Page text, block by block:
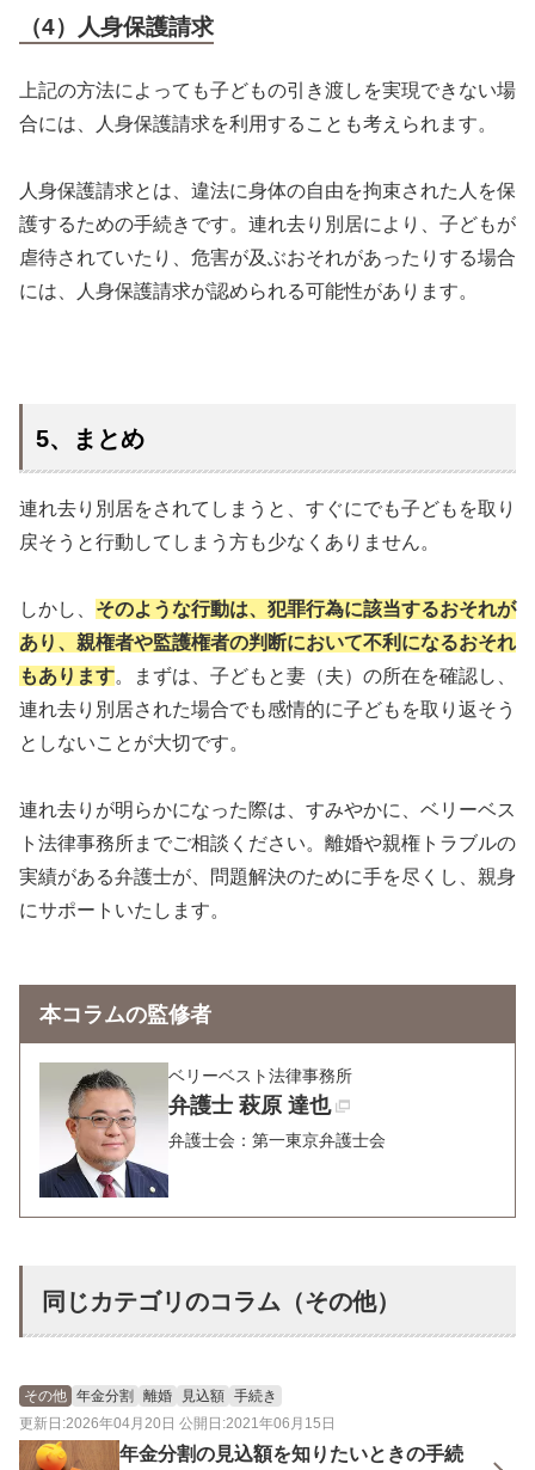
（4）人身保護請求
上記の方法によっても子どもの引き渡しを実現できない場
合には、人身保護請求を利用することも考えられます。
人身保護請求とは、違法に身体の自由を拘束された人を保
護するための手続きです。連れ去り別居により、子どもが
虐待されていたり、危害が及ぶおそれがあったりする場合
には、人身保護請求が認められる可能性があります。
5、まとめ
連れ去り別居をされてしまうと、すぐにでも子どもを取り
戻そうと行動してしまう方も少なくありません。
しかし、 そのような行動は、犯罪行為に該当するおそれが
あり、親権者や監護権者の判断において不利になるおそれ
もあります。まずは、子どもと妻（夫）の所在を確認し、
連れ去り別居された場合でも感情的に子どもを取り返そう
としないことが大切です。
連れ去りが明らかになった際は、すみやかに、ベリーベス
ト法律事務所までご相談ください。離婚や親権トラブルの
実績がある弁護士が、問題解決のために手を尽くし、親身
にサポートいたします。
本コラムの監修者
ベリーベスト法律事務所
弁護士 萩原 達也
弁護士会：第一東京弁護士会
同じカテゴリのコラム（その他）
その他 年金分割 離婚 見込額 手続き
更新日:2026年04月20日 公開日:2021年06月15日
年金分割の見込額を知りたいときの手続